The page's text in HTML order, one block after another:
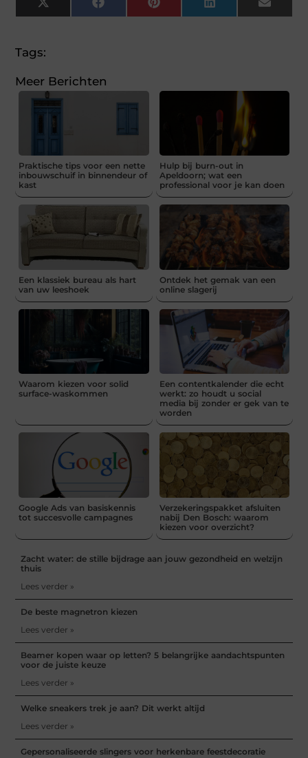
X
(Twitter)
FacebookPinterestLinkedInEmail
Tags:
Meer Berichten
Praktische tips voor een nette
inbouwschuif in binnendeur of
kast
Hulp bij burn-out in
Apeldoorn; wat een
professional voor je kan doen
Een klassiek bureau als hart
van uw leeshoek
Ontdek het gemak van een
online slagerij
Waarom kiezen voor solid
surface-waskommen
Een contentkalender die echt
werkt: zo houdt u social
media bij zonder er gek van te
worden
Google Ads van basiskennis
tot succesvolle campagnes
Verzekeringspakket afsluiten
nabij Den Bosch: waarom
kiezen voor overzicht?
Zacht water: de stille bijdrage aan jouw gezondheid en welzijn
thuis
Lees verder »
De beste magnetron kiezen
Lees verder »
Beamer kopen waar op letten? 5 belangrijke aandachtspunten
voor de juiste keuze
Lees verder »
Welke sneakers trek je aan? Dit werkt altijd
Lees verder »
Gepersonaliseerde slingers voor herkenbare feestdecoratie